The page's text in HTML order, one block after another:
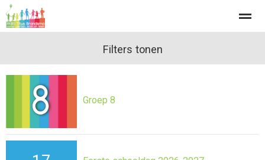
Home
Filters tonen
Groep 8